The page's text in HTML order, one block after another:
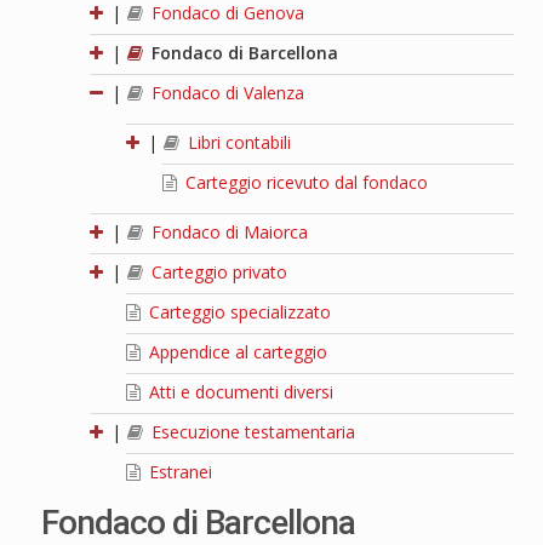
|
Fondaco di Genova
|
Fondaco di Barcellona
|
Fondaco di Valenza
|
Libri contabili
Carteggio ricevuto dal fondaco
|
Fondaco di Maiorca
|
Carteggio privato
Carteggio specializzato
Appendice al carteggio
Atti e documenti diversi
|
Esecuzione testamentaria
Estranei
Fondaco di Barcellona